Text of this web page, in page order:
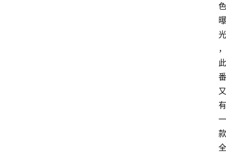
色
曝
光
，
此
番
又
有
一
款
全